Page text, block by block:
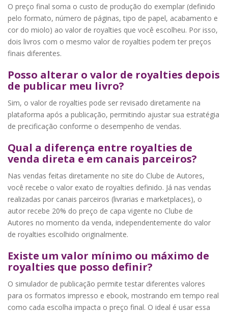
O preço final soma o custo de produção do exemplar (definido
pelo formato, número de páginas, tipo de papel, acabamento e
cor do miolo) ao valor de royalties que você escolheu. Por isso,
dois livros com o mesmo valor de royalties podem ter preços
finais diferentes.
Posso alterar o valor de royalties depois
de publicar meu livro?
Sim, o valor de royalties pode ser revisado diretamente na
plataforma após a publicação, permitindo ajustar sua estratégia
de precificação conforme o desempenho de vendas.
Qual a diferença entre royalties de
venda direta e em canais parceiros?
Nas vendas feitas diretamente no site do Clube de Autores,
você recebe o valor exato de royalties definido. Já nas vendas
realizadas por canais parceiros (livrarias e marketplaces), o
autor recebe 20% do preço de capa vigente no Clube de
Autores no momento da venda, independentemente do valor
de royalties escolhido originalmente.
Existe um valor mínimo ou máximo de
royalties que posso definir?
O simulador de publicação permite testar diferentes valores
para os formatos impresso e ebook, mostrando em tempo real
como cada escolha impacta o preço final. O ideal é usar essa